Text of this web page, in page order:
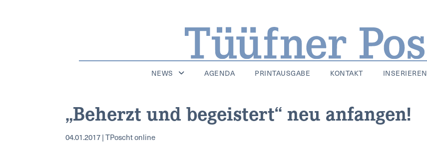
NEWS AGENDA PRINTAUSGABE KONTAKT INSERIEREN
„Beherzt und begeistert“ neu anfangen!
04.01.2017 | TPoscht online